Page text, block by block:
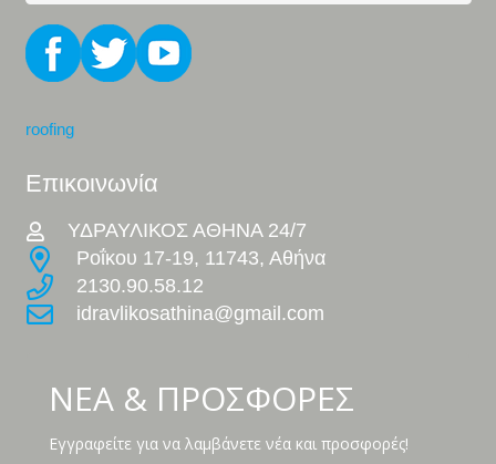
roofing
Επικοινωνία
ΥΔΡΑΥΛΙΚΟΣ ΑΘΗΝΑ 24/7
Ροΐκου 17-19, 11743, Αθήνα
2130.90.58.12
idravlikosathina@gmail.com
ΝΕΑ & ΠΡΟΣΦΟΡΕΣ
Εγγραφείτε για να λαμβάνετε νέα και προσφορές!